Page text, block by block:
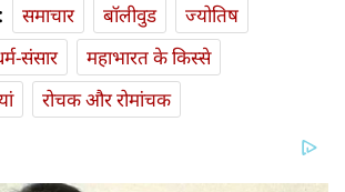
समाचार बॉलीवुड
ज्योतिष
संसार
महाभारत के किस्से
रोचक और रोमांचक